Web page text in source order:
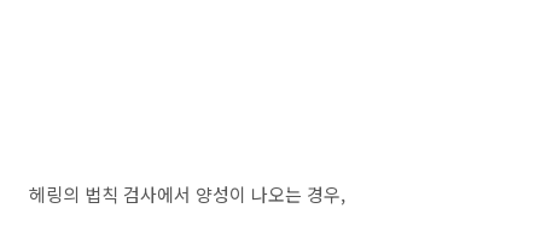
헤링의 법칙 검사에서 양성이 나오는 경우,